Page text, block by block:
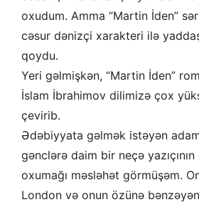
oxudum. Amma “Martin İden”
cəsur dənizçi xarakteri ilə
qoydu.
Yeri gəlmişkən, “Martin İden”
İslam İbrahimov dilimizə çox
çevirib.
Ədəbiyyata gəlmək istəyən
gənclərə daim bir neçə
oxumağı məsləhət görmüşəm.
London və onun özünə bənzəyən